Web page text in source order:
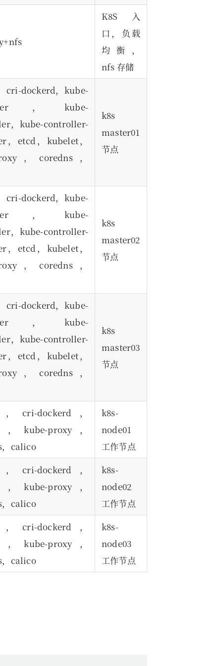
K8S 入
口，负载
均衡，
nfs 存储
cri-dockerd，kube-
，kube-
，kube-controller-
，etcd，kubelet，
，coredns，
k8s
master01
节点
cri-dockerd，kube-
，kube-
，kube-controller-
，etcd，kubelet，
，coredns，
k8s
master02
节点
cri-dockerd，kube-
，kube-
，kube-controller-
，etcd，kubelet，
，coredns，
k8s
master03
节点
，cri-dockerd，
，kube-proxy，
calico
k8s-
node01
工作节点
，cri-dockerd，
，kube-proxy，
calico
k8s-
node02
工作节点
，cri-dockerd，
，kube-proxy，
calico
k8s-
node03
工作节点